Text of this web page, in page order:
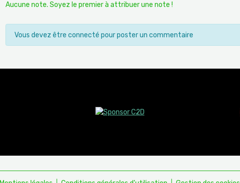
Aucune note. Soyez le premier à attribuer une note !
Vous devez être connecté pour poster un commentaire